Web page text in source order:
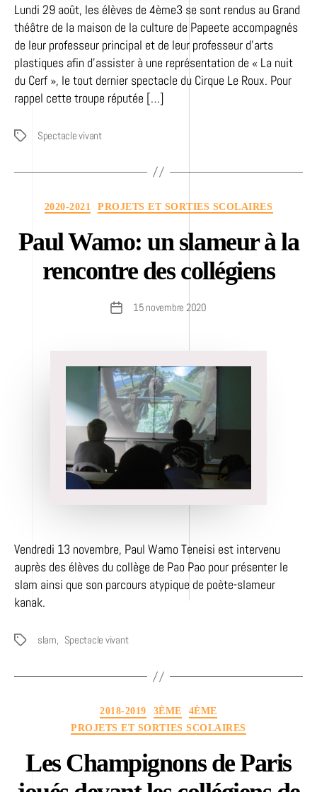
Lundi 29 août, les élèves de 4ème3 se sont rendus au Grand
théâtre de la maison de la culture de Papeete accompagnés
de leur professeur principal et de leur professeur d’arts
plastiques afin d’assister à une représentation de « La nuit
du Cerf », le tout dernier spectacle du Cirque Le Roux. Pour
rappel cette troupe réputée […]
ÉtiquettesSpectacle vivant
Catégories
2020-2021 PROJETS ET SORTIES SCOLAIRES
Paul Wamo: un slameur à la
rencontre des collégiens
Date15 novembre 2020
Vendredi 13 novembre, Paul Wamo Teneisi est intervenu
auprès des élèves du collège de Pao Pao pour présenter le
slam ainsi que son parcours atypique de poète-slameur
kanak.
Étiquettes
slam, Spectacle vivant
Catégories
2018-2019 3ÈME
4ÈME
PROJETS ET SORTIES SCOLAIRES
Les Champignons de Paris